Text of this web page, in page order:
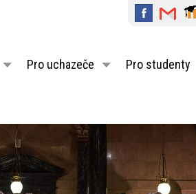
Pro uchazeče Pro studenty